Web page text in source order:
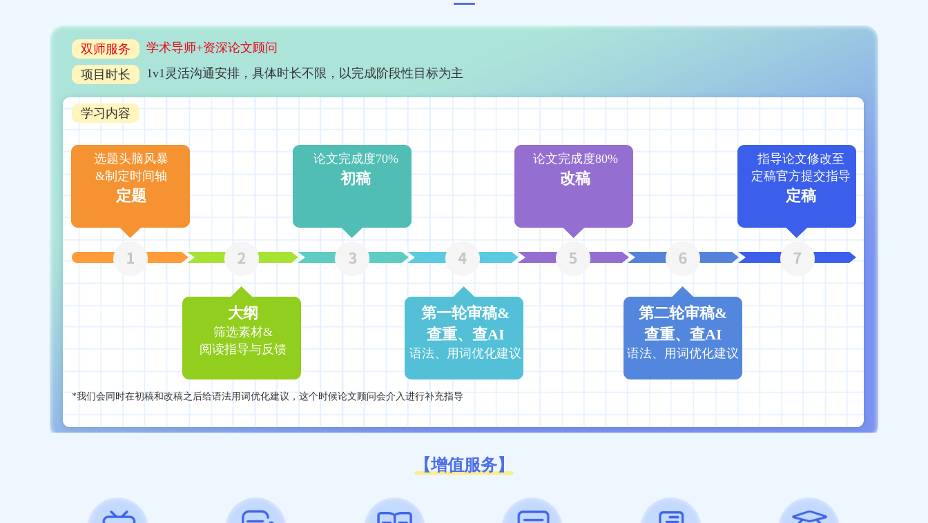
双师服务
学术导师+资深论文顾问
项目时长
1v1灵活沟通安排，具体时长不限，以完成阶段性目标为主
学习内容
选题头脑风暴
&制定时间轴
定题
论文完成度70%
初稿
论文完成度80%
改稿
指导论文修改至
定稿官方提交指导
定稿
大纲
筛选素材&
阅读指导与反馈
第一轮审稿&
查重、查AI
语法、用词优化建议
第二轮审稿&
查重、查AI
语法、用词优化建议
*我们会同时在初稿和改稿之后给语法用词优化建议，这个时候论文顾问会介入进行补充指导
【增值服务】